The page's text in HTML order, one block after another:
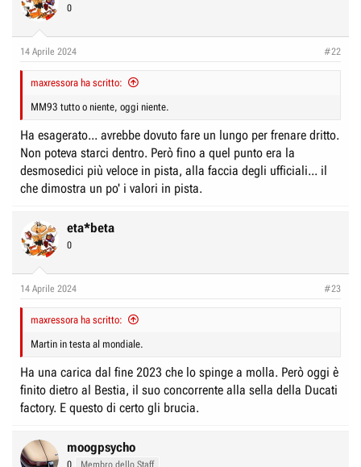
0
14 Aprile 2024 #22
maxressora ha scritto:
MM93 tutto o niente, oggi niente.
Ha esagerato... avrebbe dovuto fare un lungo per frenare dritto.
Non poteva starci dentro. Però fino a quel punto era la
desmosedici più veloce in pista, alla faccia degli ufficiali... il
che dimostra un po' i valori in pista.
eta*beta
0
14 Aprile 2024 #23
maxressora ha scritto:
Martin in testa al mondiale.
Ha una carica dal fine 2023 che lo spinge a molla. Però oggi è
finito dietro al Bestia, il suo concorrente alla sella della Ducati
factory. E questo di certo gli brucia.
moogpsycho
0 Membro dello Staff